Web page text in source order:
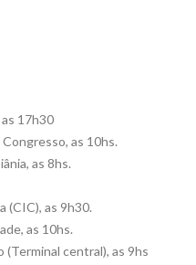
as 17h30
Congresso, as 10hs.
as 8hs.
(CIC), as 9h30.
as 10hs.
(Terminal central), as 9hs